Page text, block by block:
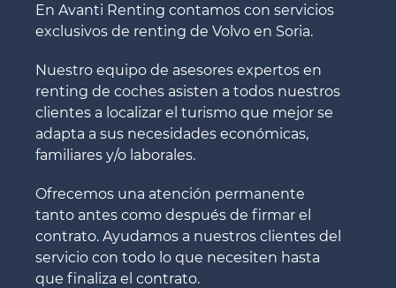
En Avanti Renting contamos con servicios
exclusivos de renting de Volvo en Soria.
Nuestro equipo de asesores expertos en
renting de coches asisten a todos nuestros
clientes a localizar el turismo que mejor se
adapta a sus necesidades económicas,
familiares y/o laborales.
Ofrecemos una atención permanente
tanto antes como después de firmar el
contrato. Ayudamos a nuestros clientes del
servicio con todo lo que necesiten hasta
que finaliza el contrato.